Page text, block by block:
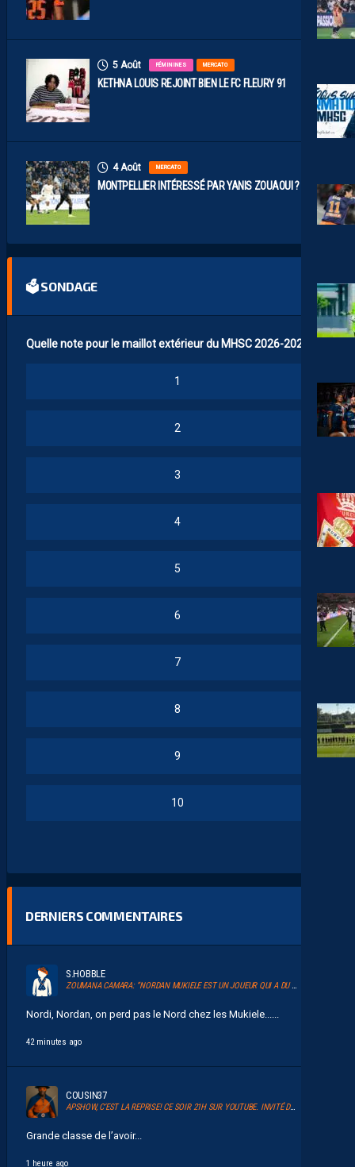
5 Août FÉMININES MERCATO
KETHNA LOUIS REJOINT BIEN LE FC FLEURY 91
4 Août MERCATO
MONTPELLIER INTÉRESSÉ PAR YANIS ZOUAOUI ?
🗳 SONDAGE
Quelle note pour le maillot extérieur du MHSC 2026-2027 ?
1
2
3
4
5
6
7
8
9
10
DERNIERS COMMENTAIRES
S.HOBBLE
ZOUMANA CAMARA: “NORDAN MUKIELE EST UN JOUEUR QUI A DU TALENT”
Nordi, Nordan, on perd pas le Nord chez les Mukiele......
42 minutes ago
COUSIN37
APSHOW, C’EST LA REPRISE! CE SOIR 21H SUR YOUTUBE. INVITÉ DAVID GLUZMAN DE L’AFTER FOOT.
Grande classe de l’avoir...
1 heure ago